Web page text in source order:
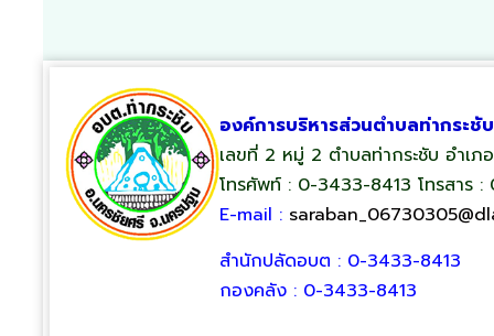
องค์การบริหารส่วนตำบลท่ากระชับ
เลขที่ 2 หมู่ 2 ตำบลท่ากระชับ อำเ
โทรศัพท์ : 0-3433-8413 โทรสาร
E-mail :
สำนักปลัดอบต : 0-3433-8413
กองคลัง : 0-3433-8413